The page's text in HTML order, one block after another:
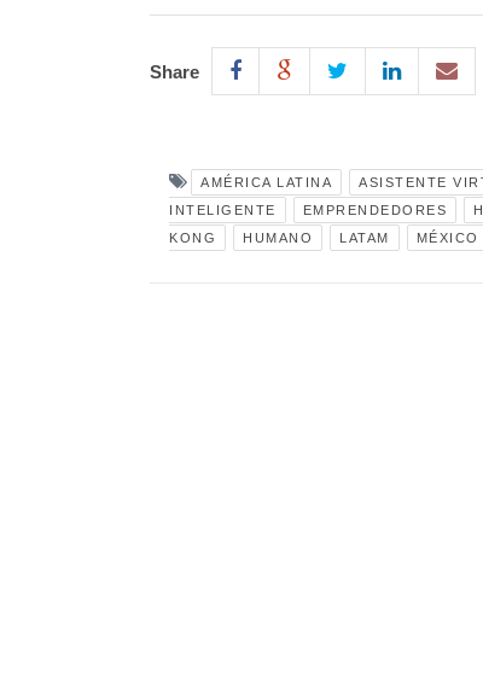
Share
AMÉRICA LATINA ASISTENTE
INTELIGENTE
EMPRENDEDORES
KONG
HUMANO LATAM MÉXICO